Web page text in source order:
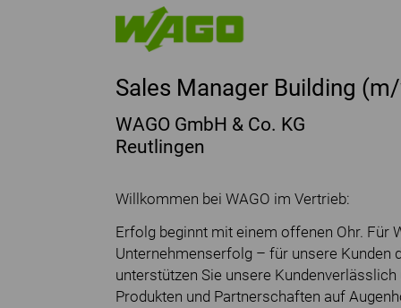
Sales Manager Building
WAGO GmbH & Co. KG
Reutlingen
Willkommen bei WAGO im Vertrieb:
Erfolg beginnt mit einem offenen Ohr. Für
Unternehmenserfolg – für unsere Kunden
unterstützen Sie unsere
Produkten und Partnerschaften auf